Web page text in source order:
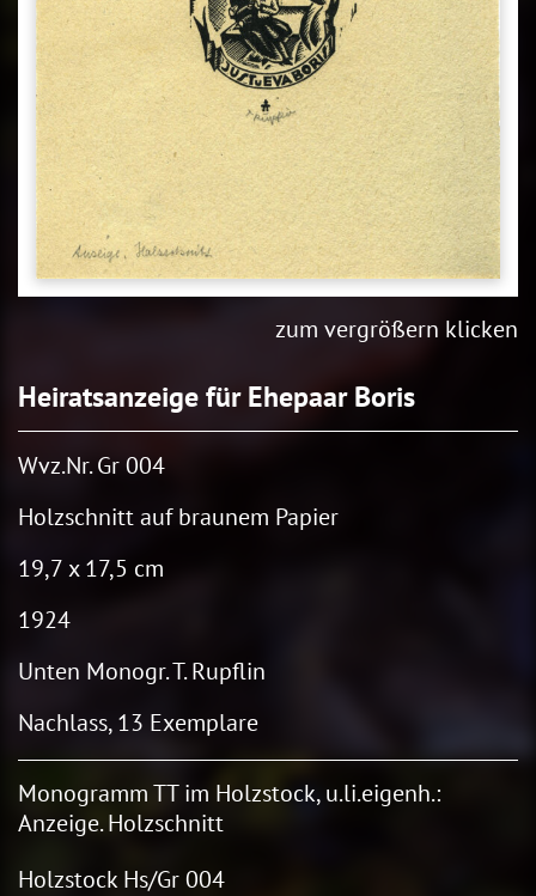
zum vergrößern klicken
Heiratsanzeige für Ehepaar Boris
Wvz.Nr. Gr 004
Holzschnitt auf braunem Papier
19,7 x 17,5 cm
1924
Unten Monogr. T. Rupflin
Nachlass, 13 Exemplare
Monogramm TT im Holzstock, u.li.eigenh.:
Anzeige. Holzschnitt
Holzstock Hs/Gr 004